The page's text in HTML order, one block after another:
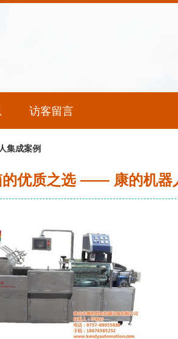
访客留言
集成案例
的优质之选 —— 康的机器